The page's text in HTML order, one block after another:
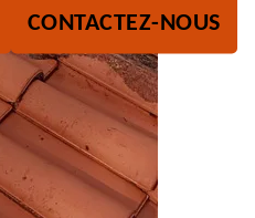
CONTACTEZ-NOUS